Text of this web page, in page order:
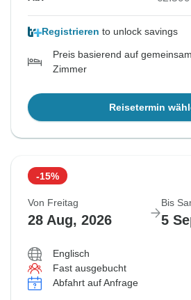
Registrieren to unlock savings
Preis basierend auf
Zimmer
Reisetermin
-15%
Von Freitag
28 Aug, 2026
Bis
5
Englisch
Fast ausgebucht
Abfahrt auf Anfrage